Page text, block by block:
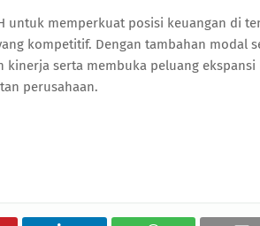
untuk memperkuat posisi keuangan di
kompetitif. Dengan tambahan modal
serta membuka peluang
perusahaan.